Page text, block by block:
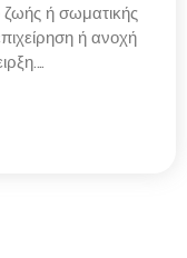
ζωής ή σωματικής
ή ανοχή